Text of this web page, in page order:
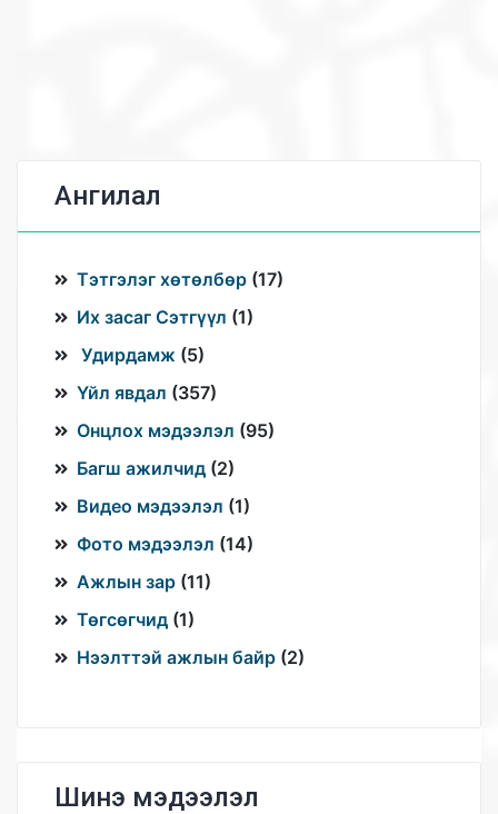
Ангилал
Тэтгэлэг хөтөлбөр (17)
Их засаг Сэтгүүл (1)
Удирдамж (5)
Үйл явдал (357)
Онцлох мэдээлэл (95)
Багш ажилчид (2)
Видео мэдээлэл (1)
Фото мэдээлэл (14)
Ажлын зар (11)
Төгсөгчид (1)
Нээлттэй ажлын байр (2)
Шинэ мэдээлэл